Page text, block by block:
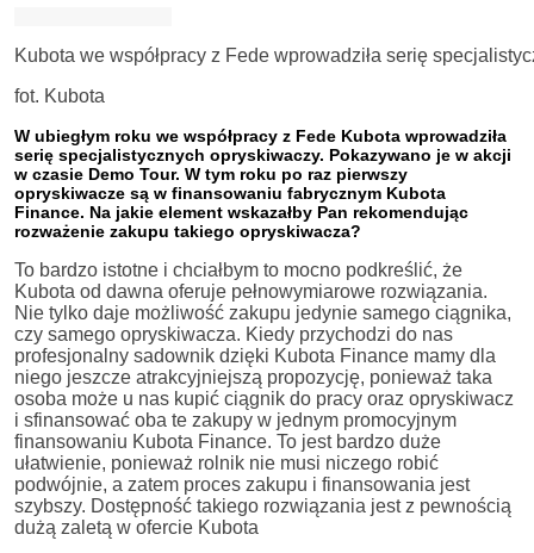
Kubota we współpracy z Fede wprowadziła serię
fot. Kubota
W ubiegłym roku we współpracy z Fede Kubota wprowadziła
serię specjalistycznych opryskiwaczy. Pokazywano je w akcji
w czasie Demo Tour. W tym roku po raz pierwszy
opryskiwacze są w finansowaniu fabrycznym Kubota
Finance. Na jakie element wskazałby Pan rekomendując
rozważenie zakupu takiego opryskiwacza?
To bardzo istotne i chciałbym to mocno podkreślić, że
Kubota od dawna oferuje pełnowymiarowe rozwiązania.
Nie tylko daje możliwość zakupu jedynie samego ciągnika,
czy samego opryskiwacza. Kiedy przychodzi do nas
profesjonalny sadownik dzięki Kubota Finance mamy dla
niego jeszcze atrakcyjniejszą propozycję, ponieważ taka
osoba może u nas kupić ciągnik do pracy oraz opryskiwacz
i sfinansować oba te zakupy w jednym promocyjnym
finansowaniu Kubota Finance. To jest bardzo duże
ułatwienie, ponieważ rolnik nie musi niczego robić
podwójnie, a zatem proces zakupu i finansowania jest
szybszy. Dostępność takiego rozwiązania jest z pewnością
dużą zaletą w ofercie Kubota